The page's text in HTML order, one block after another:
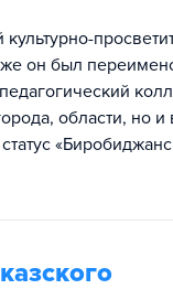
он был
области, но и